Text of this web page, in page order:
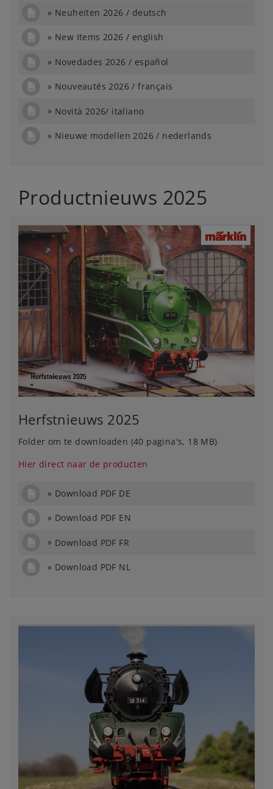
Neuheiten 2026 / deutsch
New Items 2026 / english
Novedades 2026 / español
Nouveautés 2026 / français
Novità 2026/ italiano
Nieuwe modellen 2026 / nederlands
Productnieuws 2025
Herfstnieuws 2025
Folder om te downloaden (40 pagina's, 18 MB)
Hier direct naar de producten
Download PDF DE
Download PDF EN
Download PDF FR
Download PDF NL